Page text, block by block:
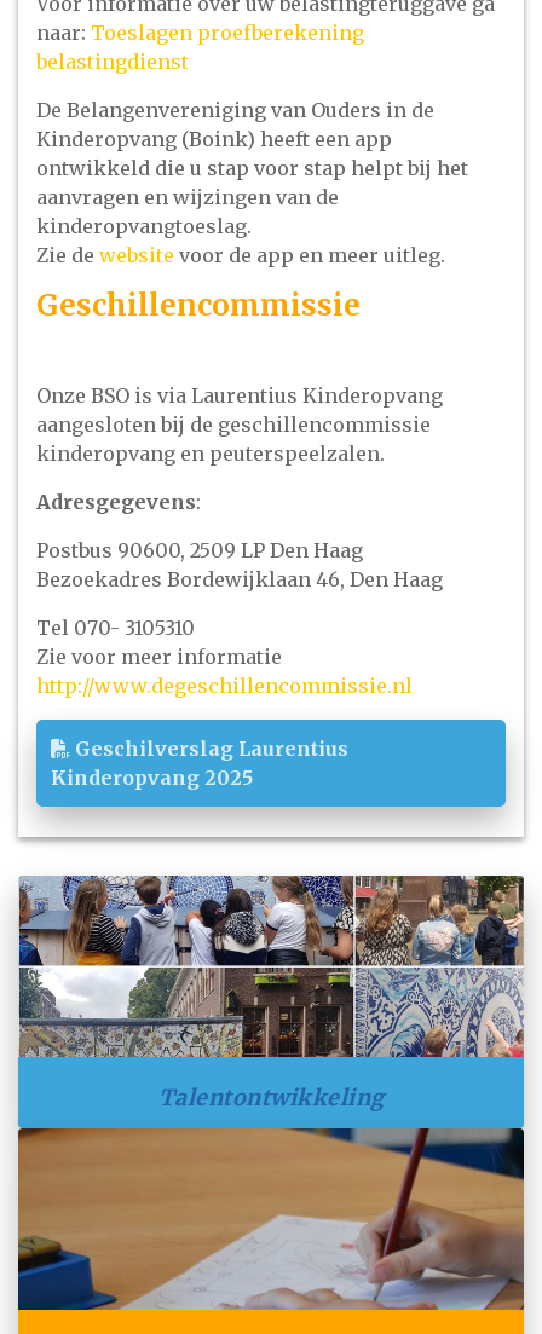
naar: Toeslagen proefberekening
belastingdienst
De Belangenvereniging van Ouders in de
Kinderopvang (Boink) heeft een app
ontwikkeld die u stap voor stap helpt bij het
aanvragen en wijzingen van de
kinderopvangtoeslag.
Zie de website voor de app en meer uitleg.
Geschillencommissie
Onze BSO is via Laurentius Kinderopvang
aangesloten bij de geschillencommissie
kinderopvang en peuterspeelzalen.
Adresgegevens:
Postbus 90600, 2509 LP Den Haag
Bezoekadres Bordewijklaan 46, Den Haag
Tel 070- 3105310
Zie voor meer informatie
http://www.degeschillencommissie.nl
Geschilverslag Laurentius
Kinderopvang 2025
Talentontwikkeling